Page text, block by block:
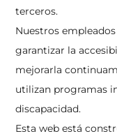
terceros.
Nuestros
garantizar la
mejorarla
utilizan programas
discapacidad.
Esta web está